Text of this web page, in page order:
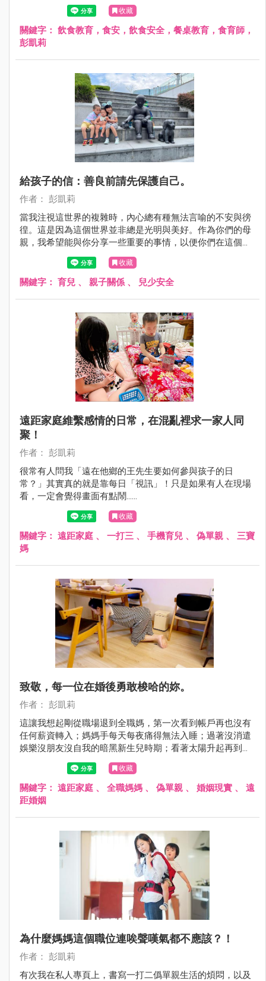
食安不該等意外發生後才重視，而是應該從小就教育孩子正
確的飲食觀念！
收藏
關鍵字： 飲食教育，食安，飲食安全，餐桌教育，食育師，
彭凱莉
給孩子的信：善良前請先保護自己。
作者： 彭凱莉
當我注視這世界的複雜時，內心總有種無法言喻的不安與徬
徨。這是因為這個世界並非總是光明與美好。作為你們的母
親，我希望能與你分享一些重要的事情，以便你們在這個多
彩的世界中找到自己的位置。
收藏
關鍵字： 育兒 、 親子關係 、 兒少安全
遠距家庭維繫感情的日常，在混亂裡求一家人同
聚！
作者： 彭凱莉
很常有人問我「遠在他鄉的王先生要如何參與孩子的日
常？」其實真的就是靠每日「視訊」！只是如果有人在現場
看，一定會覺得畫面有點鬧......
收藏
關鍵字： 遠距家庭 、 一打三 、 手機育兒 、 偽單親 、 三寶
媽
致敬，每一位在婚後勇敢梭哈的妳。
作者： 彭凱莉
這讓我想起剛從職場退到全職媽，第一次看到帳戶再也沒有
任何薪資轉入；媽媽手每天每夜痛得無法入睡；過著沒消遣
娛樂沒朋友沒自我的暗黑新生兒時期；看著太陽升起再到日
落卻原地踏步的日子，除了孩子我什麼都沒有⋯那時我才發
現，原來當媽媽不是失去自由那麼簡單，根本就是傾出所有
生理與心理，把自己的人生全梭哈了！
收藏
關鍵字： 遠距家庭 、 全職媽媽 、 偽單親 、 婚姻現實 、 遠
距婚姻
為什麼媽媽這個職位連唉聲嘆氣都不應該？！
作者： 彭凱莉
有次我在私人專頁上，書寫一打二僞單親生活的煩悶，以及